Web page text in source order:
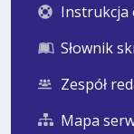
Instrukcja
Słownik
Zespół
Mapa